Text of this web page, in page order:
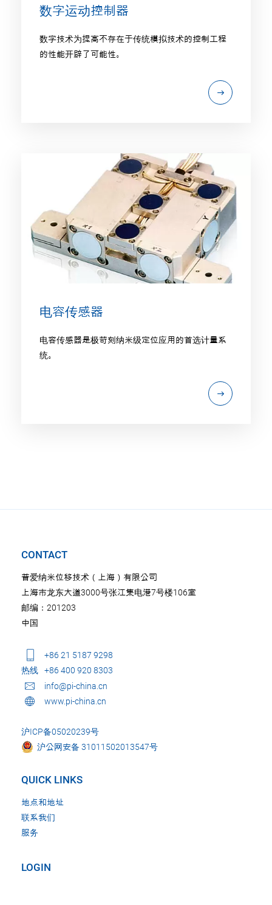
数字运动控制器
数字技术为提高不存在于传统模拟技术的控制工程
的性能开辟了可能性。
电容传感器
电容传感器是极苛刻纳米级定位应用的首选计量系
统。
CONTACT
普爱纳米位移技术（上海）有限公司
上海市龙东大道3000号张江集电港7号楼106室
邮编：201203
中国
+86 21 5187 9298
热线
+86 400 920 8303
info@pi-china.cn
www.pi-china.cn
沪ICP备05020239号
沪公网安备 31011502013547号
QUICK LINKS
地点和地址
联系我们
服务
LOGIN